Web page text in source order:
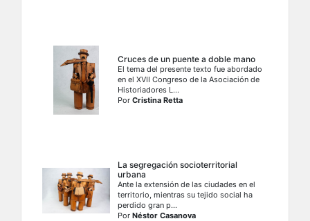
Cruces de un puente a doble mano
El tema del presente texto fue abordado
en el XVII Congreso de la Asociación de
Historiadores L...
PorCristina Retta
La segregación socioterritorial
urbana
Ante la extensión de las ciudades en el
territorio, mientras su tejido social ha
perdido gran p...
PorNéstor Casanova